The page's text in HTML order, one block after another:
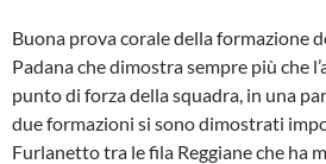
Buona prova corale della formazione
Padana che dimostra sempre più che
punto di forza della squadra, in una
due formazioni si sono dimostrati
Furlanetto tra le fila Reggiane che ha